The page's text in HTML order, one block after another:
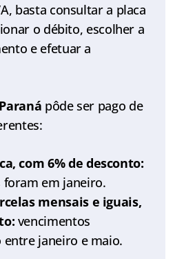
basta consultar a placa
o débito, escolher a
e efetuar a
pôde ser pago de
com 6% de desconto:
foram em janeiro.
mensais e iguais,
vencimentos
entre janeiro e maio.